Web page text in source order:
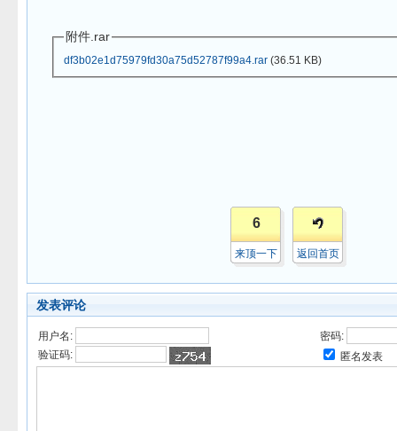
附件.rar
df3b02e1d75979fd30a75d52787f99a4.rar(36.51 KB)
6
来顶一下 返回首页
发表评论
用户名:
密码:
验证码:
匿名发表